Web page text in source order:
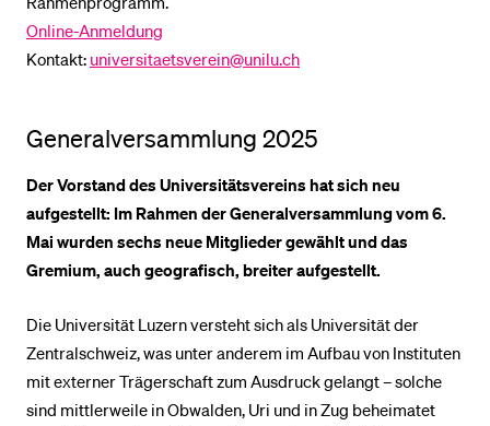
Online-Anmeldung
Kontakt: universitaetsverein@unilu.ch
Generalversammlung 2025
Der Vorstand des Universitätsvereins hat sich neu
aufgestellt: Im Rahmen der Generalversammlung vom 6.
Mai wurden sechs neue Mitglieder gewählt und das
Gremium, auch geografisch, breiter aufgestellt.
Die Universität Luzern versteht sich als Universität der
Zentralschweiz, was unter anderem im Aufbau von Instituten
mit externer Trägerschaft zum Ausdruck gelangt – solche
sind mittlerweile in Obwalden, Uri und in Zug beheimatet
Medien
Vorlesungsverzeichnis
Menuplan Mensa
Anmeldung und Zulassung